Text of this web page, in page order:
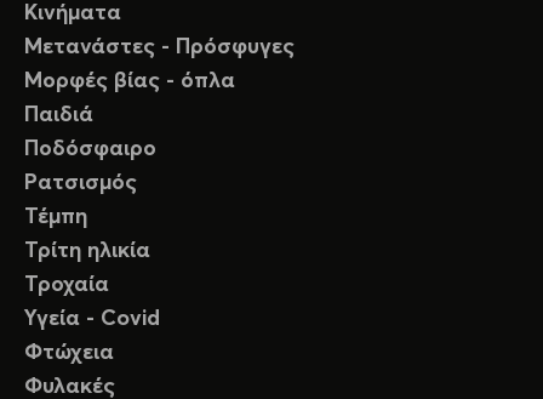
Κινήματα
Μετανάστες - Πρόσφυγες
Μορφές βίας - όπλα
Παιδιά
Ποδόσφαιρο
Ρατσισμός
Τέμπη
Τρίτη ηλικία
Τροχαία
Υγεία - Covid
Φτώχεια
Φυλακές